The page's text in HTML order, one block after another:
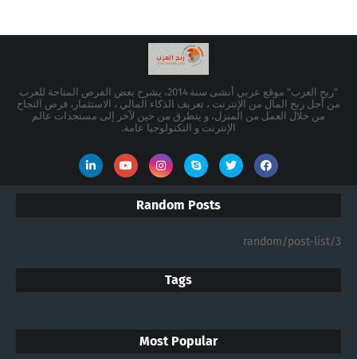
"ربح العرب" موقع عربي أنشى سنة 2014، يشرح بعض الفرص المتاحة للعرب
من أجل ربح المال من الإنترنت ، تعريف الذكاء المالي ، الاستثمار، فرص النجاح
من خلال العمل من المنزل، و يتطرق من حين لآخر إلى مستجدات عالم
الإنترنت و التكنولوجيا عامة.
Random Posts
3/random/post-list
Tags
Most Popular